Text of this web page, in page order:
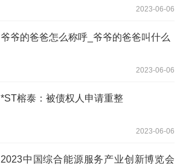
2023-06-06
爷爷的爸爸怎么称呼_爷爷的爸爸叫什么
2023-06-06
*ST榕泰：被债权人申请重整
2023-06-06
2023中国综合能源服务产业创新博览会